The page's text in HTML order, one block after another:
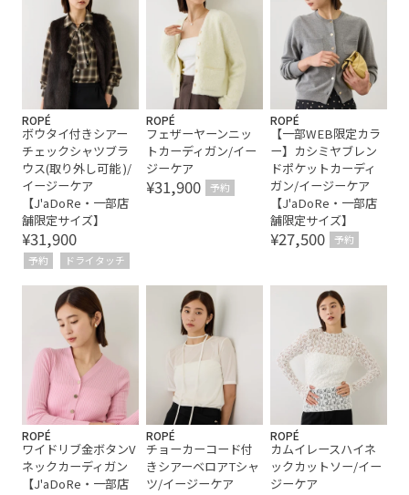
ROPÉ
ボウタイ付きシアー
チェックシャツブラ
ウス(取り外し可能 )/
イージーケア
【J'aDoRe・一部店
舗限定サイズ】
¥31,900
予約 ドライタッチ
ROPÉ
フェザーヤーンニッ
トカーディガン/イー
ジーケア
¥31,900 予約
ROPÉ
【一部WEB限定カラ
ー】カシミヤブレン
ドポケットカーディ
ガン/イージーケア
【J'aDoRe・一部店
舗限定サイズ】
¥27,500 予約
ROPÉ
ワイドリブ金ボタンV
ネックカーディガン
【J'aDoRe・一部店
ROPÉ
チョーカーコード付
きシアーベロアTシャ
ツ/イージーケア
ROPÉ
カムイレースハイネ
ックカットソー/イー
ジーケア